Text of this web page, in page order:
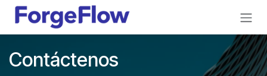
Ir al contenido
Contáctenos